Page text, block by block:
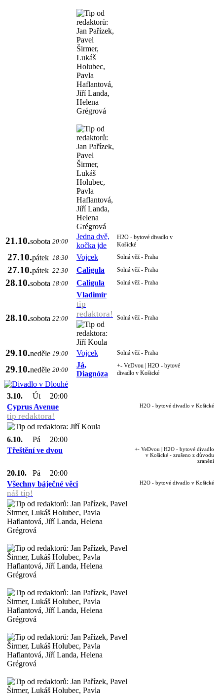
21.10.sobota 20:00
Jedna dvě,
kočka jde
H2O - bytové divadlo v
Košické
27.10.pátek 18:30 Vojcek Solná věž - Praha
27.10.pátek 22:30 Caligula Solná věž - Praha
28.10.sobota 18:00 Caligula Solná věž - Praha
28.10.sobota 22:00
Vladimír
tip
redaktora!
Solná věž - Praha
29.10.neděle 19:00 Vojcek Solná věž - Praha
29.10.neděle 20:00
Já,
Diagnóza
+- VeDvou | H2O - bytové
divadlo v Košické
3.10. Út
20:00
Cyprus Avenue
tip redaktora!
H2O - bytové divadlo v Košické
6.10. Pá
20:00
Třeštění ve dvou
+- VeDvou | H2O - bytové divadlo
v Košické - zrušeno z důvodu
zranění
20.10. Pá
20:00
Všechny báječné věci
náš tip!
H2O - bytové divadlo v Košické